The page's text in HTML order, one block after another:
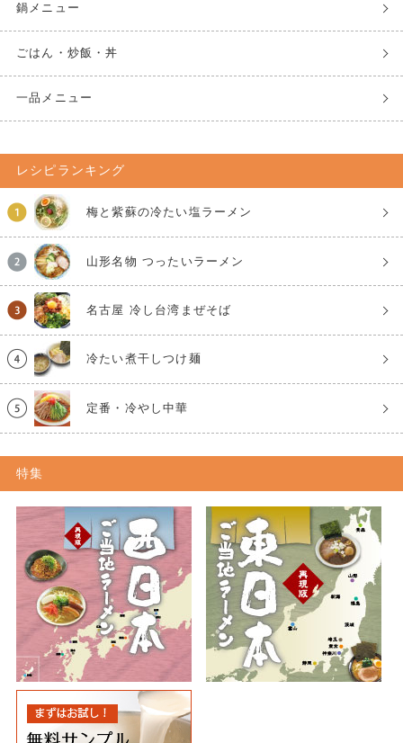
鍋メニュー
ごはん・炒飯・丼
一品メニュー
レシピランキング
梅と紫蘇の冷たい塩ラーメン
山形名物 つったいラーメン
名古屋 冷し台湾まぜそば
冷たい煮干しつけ麺
定番・冷やし中華
特集